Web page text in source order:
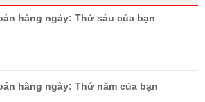
hàng ngày: Thứ sáu của bạn
hàng ngày: Thứ năm của bạn